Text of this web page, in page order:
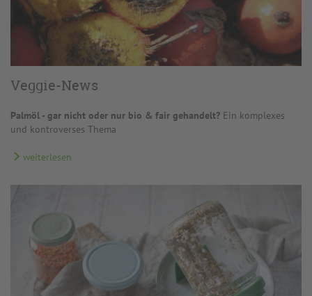
Veggie-News
Palmöl - gar nicht oder nur bio & fair gehandelt? Ein komplexes
und kontroverses Thema
weiterlesen